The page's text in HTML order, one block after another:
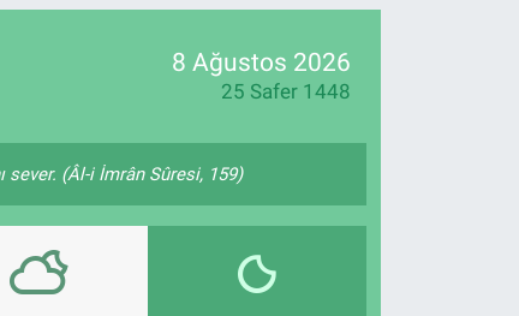
8 Ağustos 2026
25 Safer 1448
(Âl-i İmrân Sûresi, 159)